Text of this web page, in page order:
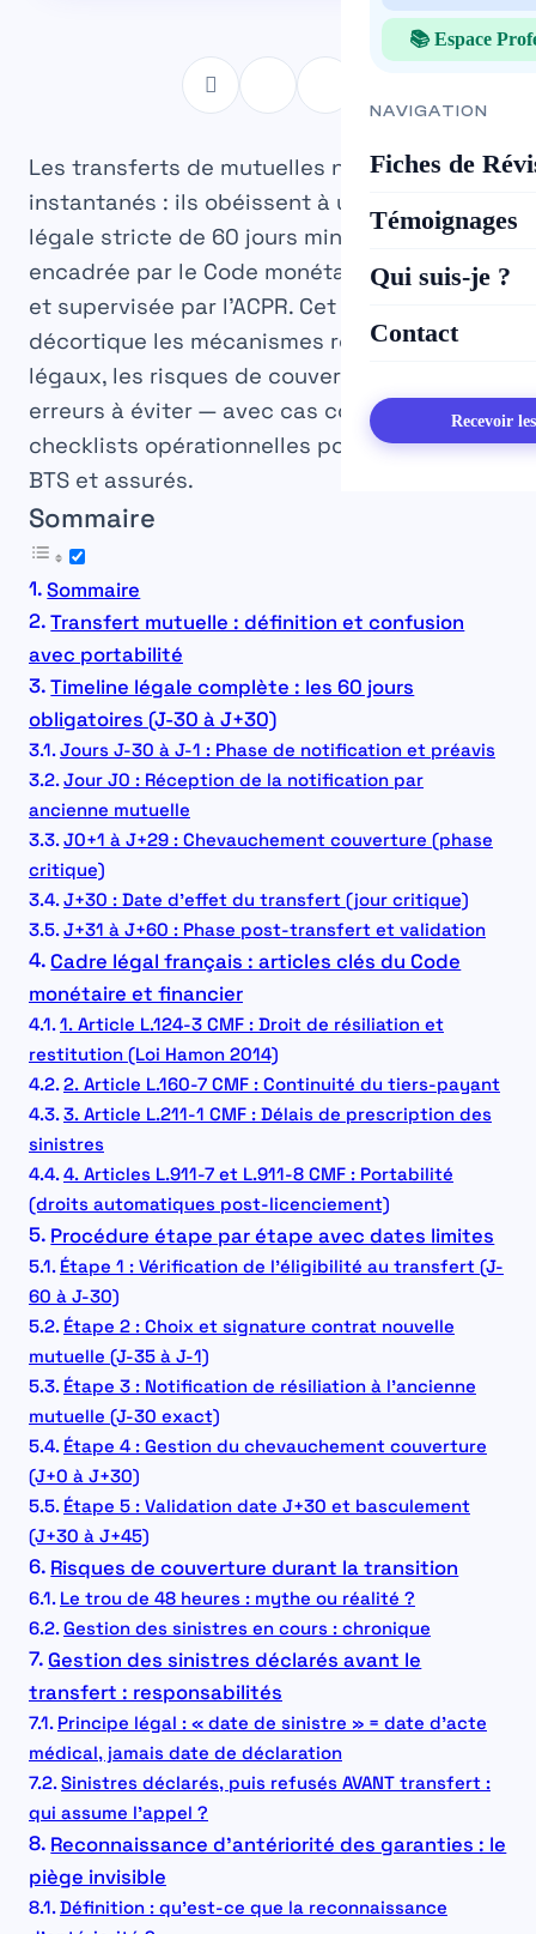
📚 Espace
NAVIGATION
Fiches de
Témoignages
Qui suis-je ?
Contact
Recevoir
Les transferts de mutuelles ne sont pas
instantanés : ils obéissent à une procédure
légale stricte de 60 jours minimum,
encadrée par le Code monétaire et financier
et supervisée par l’ACPR. Cet article
décortique les mécanismes réels, les délais
légaux, les risques de couverture et les
erreurs à éviter — avec cas concrets et
checklists opérationnelles pour étudiants
BTS et assurés.
Sommaire
Sommaire
Transfert mutuelle : définition et confusion
avec portabilité
Timeline légale complète : les 60 jours
obligatoires (J-30 à J+30)
Jours J-30 à J-1 : Phase de notification et préavis
Jour J0 : Réception de la notification par
ancienne mutuelle
J0+1 à J+29 : Chevauchement couverture (phase
critique)
J+30 : Date d’effet du transfert (jour critique)
J+31 à J+60 : Phase post-transfert et validation
Cadre légal français : articles clés du Code
monétaire et financier
1. Article L.124-3 CMF : Droit de résiliation et
restitution (Loi Hamon 2014)
2. Article L.160-7 CMF : Continuité du tiers-payant
3. Article L.211-1 CMF : Délais de prescription des
sinistres
4. Articles L.911-7 et L.911-8 CMF : Portabilité
(droits automatiques post-licenciement)
Procédure étape par étape avec dates limites
Étape 1 : Vérification de l’éligibilité au transfert (J-
60 à J-30)
Étape 2 : Choix et signature contrat nouvelle
mutuelle (J-35 à J-1)
Étape 3 : Notification de résiliation à l’ancienne
mutuelle (J-30 exact)
Étape 4 : Gestion du chevauchement couverture
(J+0 à J+30)
Étape 5 : Validation date J+30 et basculement
(J+30 à J+45)
Risques de couverture durant la transition
Le trou de 48 heures : mythe ou réalité ?
Gestion des sinistres en cours : chronique
Gestion des sinistres déclarés avant le
transfert : responsabilités
Principe légal : « date de sinistre » = date d’acte
médical, jamais date de déclaration
Sinistres déclarés, puis refusés AVANT transfert :
qui assume l’appel ?
Reconnaissance d’antériorité des garanties : le
piège invisible
Définition : qu’est-ce que la reconnaissance